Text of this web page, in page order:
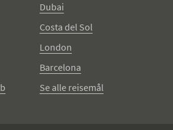
Dubai
Costa del Sol
London
Barcelona
Se alle reisemål